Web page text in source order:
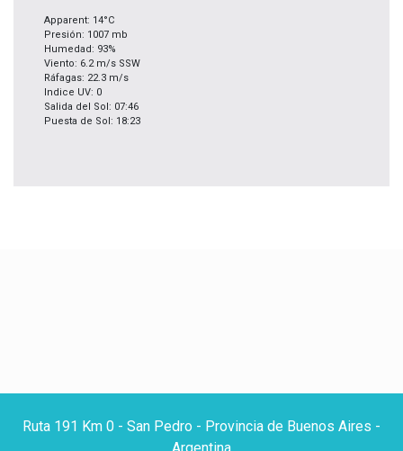
Apparent: 14°C
Presión: 1007 mb
Humedad: 93%
Viento: 6.2 m/s SSW
Ráfagas: 22.3 m/s
Indice UV: 0
Salida del Sol: 07:46
Puesta de Sol: 18:23
Ruta 191 Km 0 - San Pedro - Provincia de Buenos Aires -